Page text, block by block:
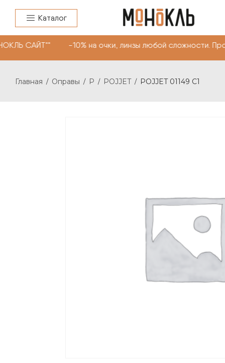
Каталог
САЙТ"" -10% на очки, линзы любой
Главная / Оправы / P / POJJET / POJJET 01149 C1